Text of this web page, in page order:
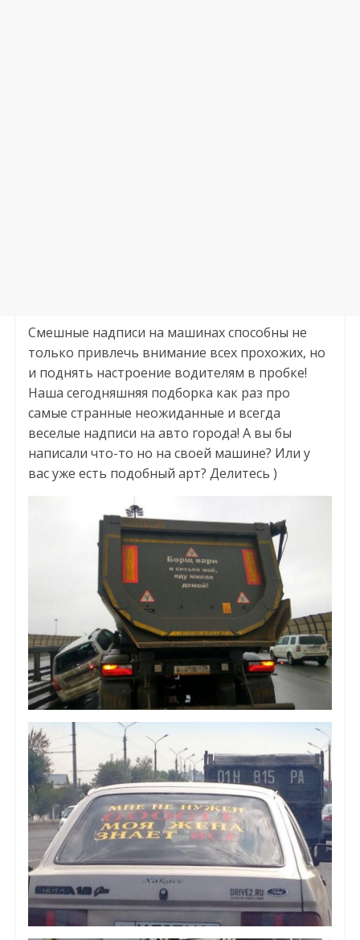
Смешные надписи на машинах способны не
только привлечь внимание всех прохожих, но
и поднять настроение водителям в пробке!
Наша сегодняшняя подборка как раз про
самые странные неожиданные и всегда
веселые надписи на авто города! А вы бы
написали что-то но на своей машине? Или у
вас уже есть подобный арт? Делитесь )